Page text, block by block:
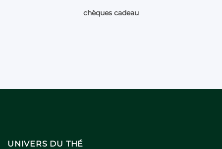
chèques cadeau
UNIVERS DU THÉ